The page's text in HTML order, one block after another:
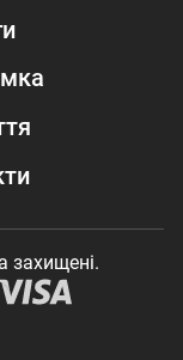
захищені.